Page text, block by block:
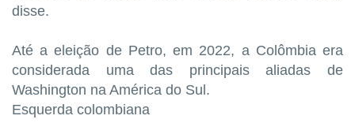
disse.
Até a eleição de Petro, em 2022, a Colômbia era
considerada uma das principais aliadas de
Washington na América do Sul.
Esquerda colombiana